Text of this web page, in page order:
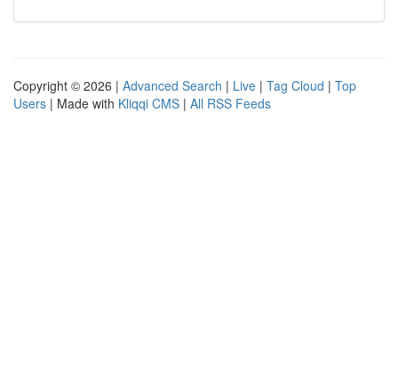
Copyright © 2026 | Advanced Search | Live | Tag Cloud | Top
Users | Made with Kliqqi CMS | All RSS Feeds